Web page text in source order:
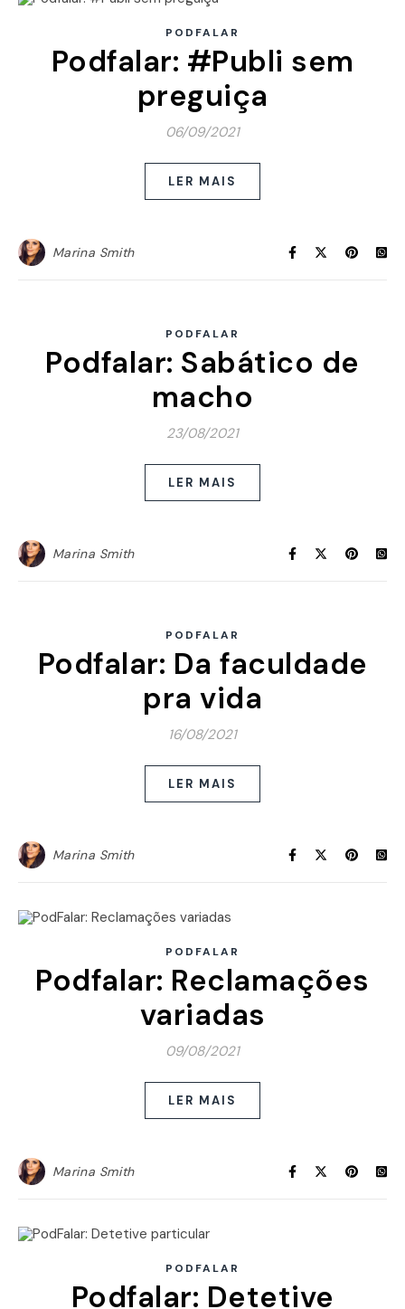
PODFALAR
Podfalar: #Publi sem
preguiça
06/09/2021
LER MAIS
Marina Smith
PODFALAR
Podfalar: Sabático de
macho
23/08/2021
LER MAIS
Marina Smith
PODFALAR
Podfalar: Da faculdade
pra vida
16/08/2021
LER MAIS
Marina Smith
PODFALAR
Podfalar: Reclamações
variadas
09/08/2021
LER MAIS
Marina Smith
PODFALAR
Podfalar: Detetive